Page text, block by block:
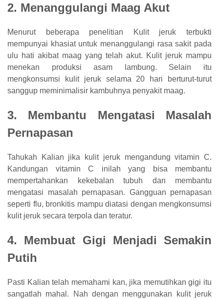
2. Menanggulangi Maag Akut
Menurut beberapa penelitian Kulit jeruk terbukti
mempunyai khasiat untuk menanggulangi rasa sakit pada
ulu hati akibat maag yang telah akut. Kulit jeruk mampu
menekan produksi asam lambung. Selain itu
mengkonsumsi kulit jeruk selama 20 hari berturut-turut
sanggup meminimalisir kambuhnya penyakit maag.
3. Membantu Mengatasi Masalah
Pernapasan
Tahukah Kalian jika kulit jeruk mengandung vitamin C.
Kandungan vitamin C inilah yang bisa membantu
mempertahankan kekebalan tubuh dan membantu
mengatasi masalah pernapasan. Gangguan pernapasan
seperti flu, bronkitis mampu diatasi dengan mengkonsumsi
kulit jeruk secara terpola dan teratur.
4. Membuat Gigi Menjadi Semakin
Putih
Pasti Kalian telah memahami kan, jika memutihkan gigi itu
sangatlah mahal. Nah dengan menggunakan kulit jeruk